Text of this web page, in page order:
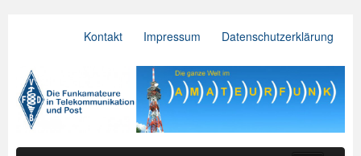
Kontakt Impressum Datenschutzerklärung
VFDB e.V.